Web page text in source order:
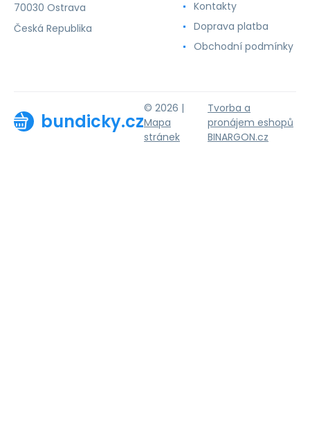
70030 Ostrava
Česká Republika
Kontakty
Doprava platba
Obchodní podmínky
bundicky.cz
© 2026 |
Mapa
stránek
Tvorba a
pronájem eshopů
BINARGON.cz